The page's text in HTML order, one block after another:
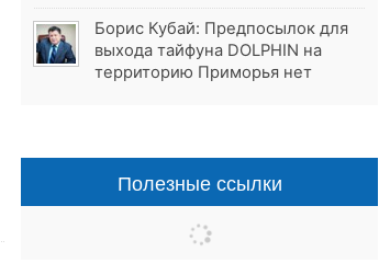
Борис Кубай: Предпосылок для
выхода тайфуна DOLPHIN на
территорию Приморья нет
Полезные ссылки